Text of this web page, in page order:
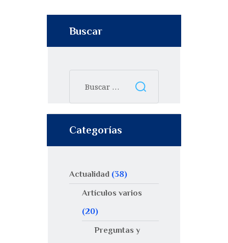
Buscar
Categorías
Actualidad (38)
Artículos varios
(20)
Preguntas y